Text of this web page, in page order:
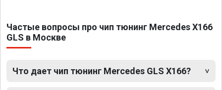
Частые вопросы про чип тюнинг Mercedes X166
GLS в Москве
Что дает чип тюнинг Mercedes GLS X166?